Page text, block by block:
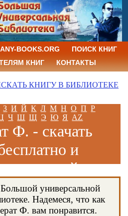
BOOKS.ORG
ПОИСК КНИГ
КНИГ
КОНТАКТЫ
КНИГУ В БИБЛИОТЕКЕ
З И Й К Л М Н О П Р
Ч Ш Щ Э Ю Я AZ
Ф. - скачать
и
онлайн
универсальной
Надемеся, что как
Ф. вам понравится.